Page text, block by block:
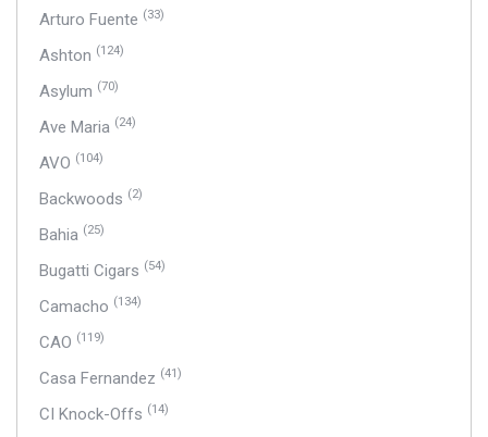
Arturo Fuente (33)
Ashton (124)
Asylum (70)
Ave Maria (24)
AVO (104)
Backwoods (2)
Bahia (25)
Bugatti Cigars (54)
Camacho (134)
CAO (119)
Casa Fernandez (41)
CI Knock-Offs (14)